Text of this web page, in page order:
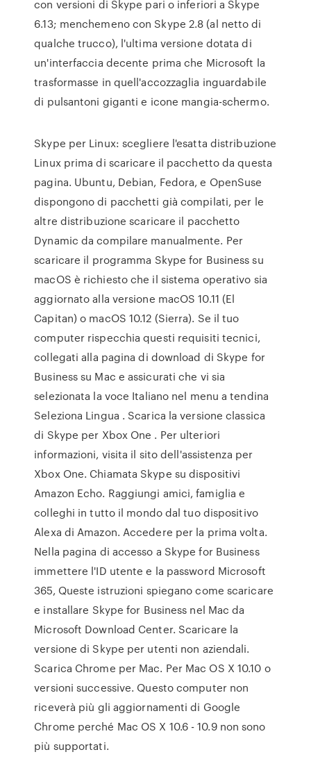
con versioni di Skype pari o inferiori a Skype
6.13; menchemeno con Skype 2.8 (al netto di
qualche trucco), l'ultima versione dotata di
un'interfaccia decente prima che Microsoft la
trasformasse in quell'accozzaglia inguardabile
di pulsantoni giganti e icone mangia-schermo.
Skype per Linux: scegliere l'esatta distribuzione
Linux prima di scaricare il pacchetto da questa
pagina. Ubuntu, Debian, Fedora, e OpenSuse
dispongono di pacchetti già compilati, per le
altre distribuzione scaricare il pacchetto
Dynamic da compilare manualmente. Per
scaricare il programma Skype for Business su
macOS è richiesto che il sistema operativo sia
aggiornato alla versione macOS 10.11 (El
Capitan) o macOS 10.12 (Sierra). Se il tuo
computer rispecchia questi requisiti tecnici,
collegati alla pagina di download di Skype for
Business su Mac e assicurati che vi sia
selezionata la voce Italiano nel menu a tendina
Seleziona Lingua . Scarica la versione classica
di Skype per Xbox One . Per ulteriori
informazioni, visita il sito dell'assistenza per
Xbox One. Chiamata Skype su dispositivi
Amazon Echo. Raggiungi amici, famiglia e
colleghi in tutto il mondo dal tuo dispositivo
Alexa di Amazon. Accedere per la prima volta.
Nella pagina di accesso a Skype for Business
immettere l'ID utente e la password Microsoft
365, Queste istruzioni spiegano come scaricare
e installare Skype for Business nel Mac da
Microsoft Download Center. Scaricare la
versione di Skype per utenti non aziendali.
Scarica Chrome per Mac. Per Mac OS X 10.10 o
versioni successive. Questo computer non
riceverà più gli aggiornamenti di Google
Chrome perché Mac OS X 10.6 - 10.9 non sono
più supportati.